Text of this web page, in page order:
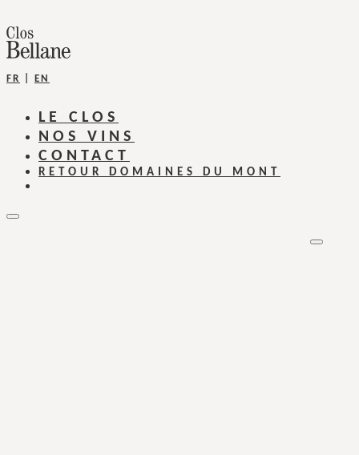
FR EN
LE CLOS
NOS VINS
CONTACT
RETOUR DOMAINES DU MONT